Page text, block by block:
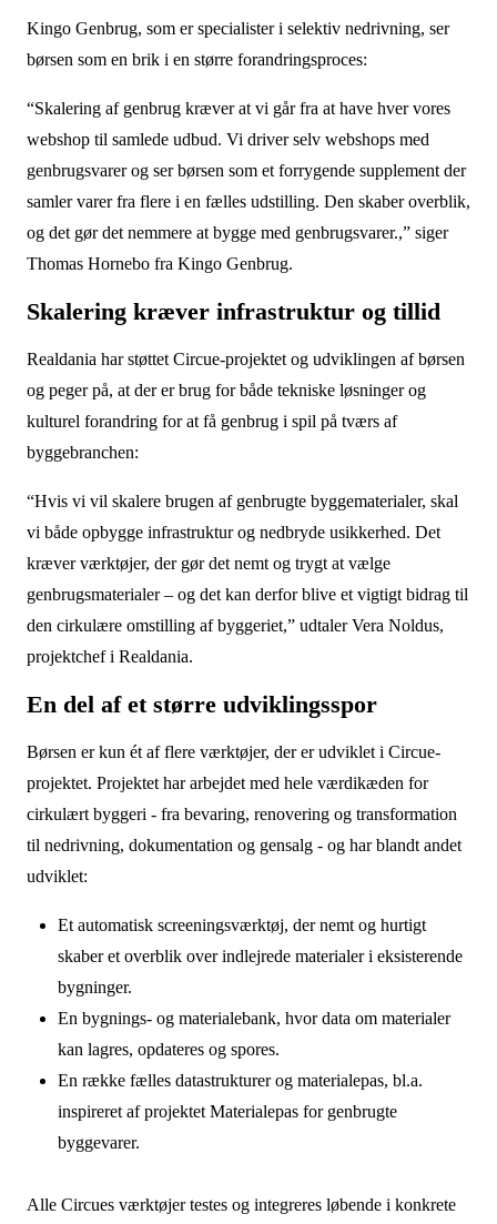
Kingo Genbrug, som er specialister i selektiv nedrivning, ser
børsen som en brik i en større forandringsproces:
“Skalering af genbrug kræver at vi går fra at have hver vores
webshop til samlede udbud. Vi driver selv webshops med
genbrugsvarer og ser børsen som et forrygende supplement der
samler varer fra flere i en fælles udstilling. Den skaber overblik,
og det gør det nemmere at bygge med genbrugsvarer.,” siger
Thomas Hornebo fra Kingo Genbrug.
Skalering kræver infrastruktur og tillid
Realdania har støttet Circue-projektet og udviklingen af børsen
og peger på, at der er brug for både tekniske løsninger og
kulturel forandring for at få genbrug i spil på tværs af
byggebranchen:
“Hvis vi vil skalere brugen af genbrugte byggematerialer, skal
vi både opbygge infrastruktur og nedbryde usikkerhed. Det
kræver værktøjer, der gør det nemt og trygt at vælge
genbrugsmaterialer – og det kan derfor blive et vigtigt bidrag til
den cirkulære omstilling af byggeriet,” udtaler Vera Noldus,
projektchef i Realdania.
En del af et større udviklingsspor
Børsen er kun ét af flere værktøjer, der er udviklet i Circue-
projektet. Projektet har arbejdet med hele værdikæden for
cirkulært byggeri - fra bevaring, renovering og transformation
til nedrivning, dokumentation og gensalg - og har blandt andet
udviklet:
Et automatisk screeningsværktøj, der nemt og hurtigt
skaber et overblik over indlejrede materialer i eksisterende
bygninger.
En bygnings- og materialebank, hvor data om materialer
kan lagres, opdateres og spores.
En række fælles datastrukturer og materialepas, bl.a.
inspireret af projektet Materialepas for genbrugte
byggevarer.
Alle Circues værktøjer testes og integreres løbende i konkrete